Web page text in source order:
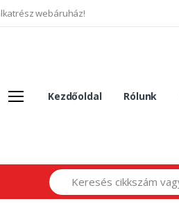
webáruház!
Kezdőoldal Rólunk
Search